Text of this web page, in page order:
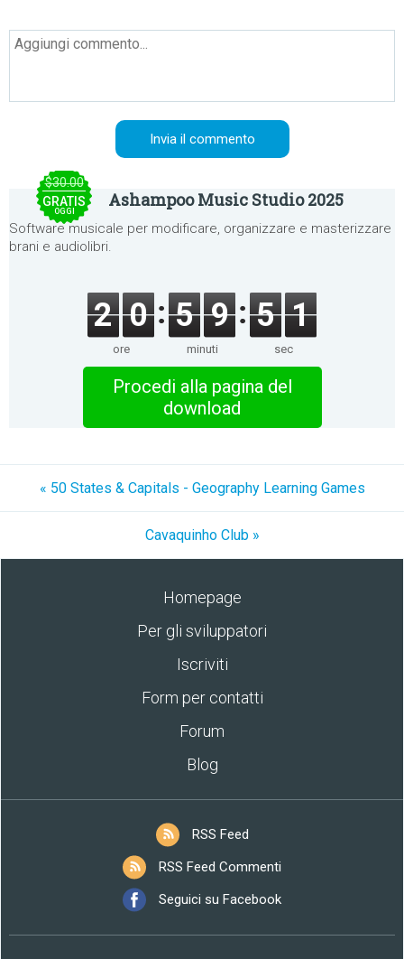
$30.00
GRATIS
OGGI
Ashampoo Music Studio 2025
Software musicale per modificare, organizzare e masterizzare
brani e audiolibri.
2 0
ore
5 9
minuti
5 1
sec
Procedi alla pagina del
download
« 50 States & Capitals - Geography Learning Games
Cavaquinho Club »
Homepage
Per gli sviluppatori
Iscriviti
Form per contatti
Forum
Blog
RSS Feed
RSS Feed Commenti
Seguici su Facebook